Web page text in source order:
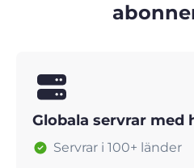
Globala servrar med
Servrar i 100+ länder